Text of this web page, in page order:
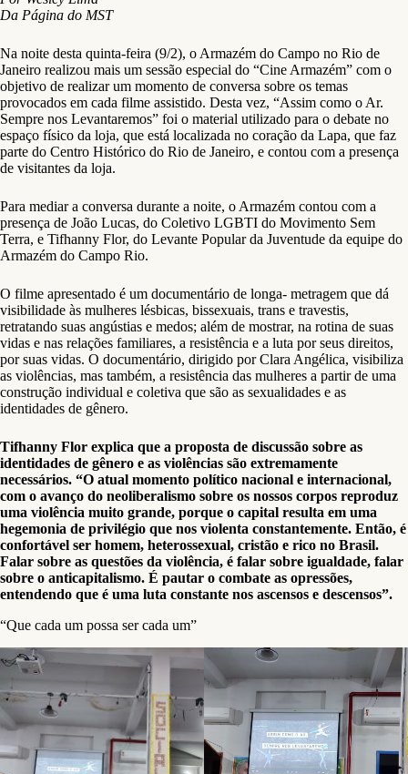
Da Página do MST
Na noite desta quinta-feira (9/2), o Armazém do Campo no Rio de
Janeiro realizou mais um sessão especial do “Cine Armazém” com o
objetivo de realizar um momento de conversa sobre os temas
provocados em cada filme assistido. Desta vez, “Assim como o Ar.
Sempre nos Levantaremos” foi o material utilizado para o debate no
espaço físico da loja, que está localizada no coração da Lapa, que faz
parte do Centro Histórico do Rio de Janeiro, e contou com a presença
de visitantes da loja.
Para mediar a conversa durante a noite, o Armazém contou com a
presença de João Lucas, do Coletivo LGBTI do Movimento Sem
Terra, e Tifhanny Flor, do Levante Popular da Juventude da equipe do
Armazém do Campo Rio.
O filme apresentado é um documentário de longa- metragem que dá
visibilidade às mulheres lésbicas, bissexuais, trans e travestis,
retratando suas angústias e medos; além de mostrar, na rotina de suas
vidas e nas relações familiares, a resistência e a luta por seus direitos,
por suas vidas. O documentário, dirigido por Clara Angélica, visibiliza
as violências, mas também, a resistência das mulheres a partir de uma
construção individual e coletiva que são as sexualidades e as
identidades de gênero.
Tifhanny Flor explica que a proposta de discussão sobre as
identidades de gênero e as violências são extremamente
necessários. “O atual momento político nacional e internacional,
com o avanço do neoliberalismo sobre os nossos corpos reproduz
uma violência muito grande, porque o capital resulta em uma
hegemonia de privilégio que nos violenta constantemente. Então, é
confortável ser homem, heterossexual, cristão e rico no Brasil.
Falar sobre as questões da violência, é falar sobre igualdade, falar
sobre o anticapitalismo. É pautar o combate as opressões,
entendendo que é uma luta constante nos ascensos e descensos”.
“Que cada um possa ser cada um”